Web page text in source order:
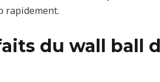
rapidement.
du wall ball